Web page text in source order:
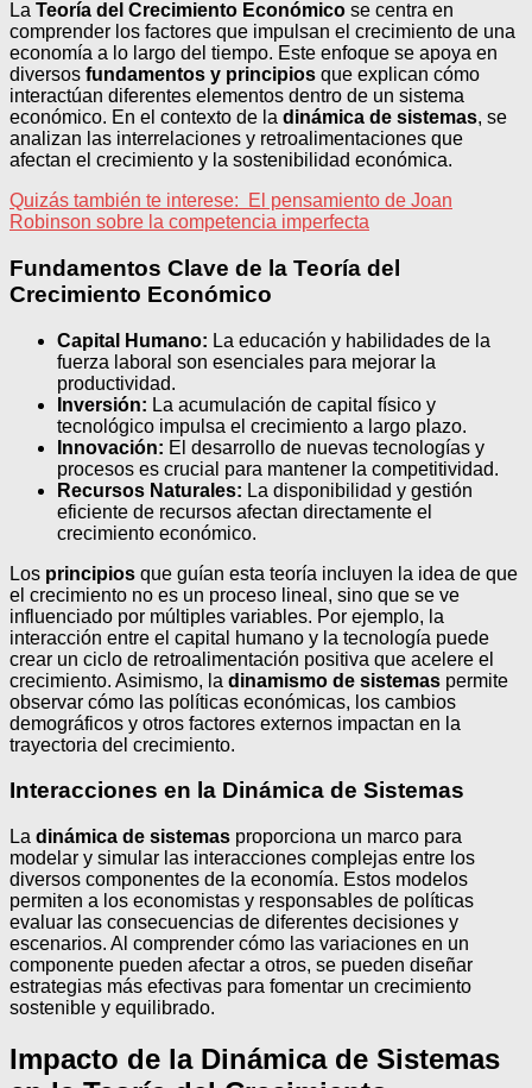
La Teoría del Crecimiento Económico se centra en
comprender los factores que impulsan el crecimiento de una
economía a lo largo del tiempo. Este enfoque se apoya en
diversos fundamentos y principios que explican cómo
interactúan diferentes elementos dentro de un sistema
económico. En el contexto de la dinámica de sistemas, se
analizan las interrelaciones y retroalimentaciones que
afectan el crecimiento y la sostenibilidad económica.
Quizás también te interese:
El pensamiento de Joan
Robinson sobre la competencia imperfecta
Fundamentos Clave de la Teoría del
Crecimiento Económico
Capital Humano: La educación y habilidades de la
fuerza laboral son esenciales para mejorar la
productividad.
Inversión: La acumulación de capital físico y
tecnológico impulsa el crecimiento a largo plazo.
Innovación: El desarrollo de nuevas tecnologías y
procesos es crucial para mantener la competitividad.
Recursos Naturales: La disponibilidad y gestión
eficiente de recursos afectan directamente el
crecimiento económico.
Los principios que guían esta teoría incluyen la idea de que
el crecimiento no es un proceso lineal, sino que se ve
influenciado por múltiples variables. Por ejemplo, la
interacción entre el capital humano y la tecnología puede
crear un ciclo de retroalimentación positiva que acelere el
crecimiento. Asimismo, la dinamismo de sistemas permite
observar cómo las políticas económicas, los cambios
demográficos y otros factores externos impactan en la
trayectoria del crecimiento.
Interacciones en la Dinámica de Sistemas
La dinámica de sistemas proporciona un marco para
modelar y simular las interacciones complejas entre los
diversos componentes de la economía. Estos modelos
permiten a los economistas y responsables de políticas
evaluar las consecuencias de diferentes decisiones y
escenarios. Al comprender cómo las variaciones en un
componente pueden afectar a otros, se pueden diseñar
estrategias más efectivas para fomentar un crecimiento
sostenible y equilibrado.
Impacto de la Dinámica de Sistemas